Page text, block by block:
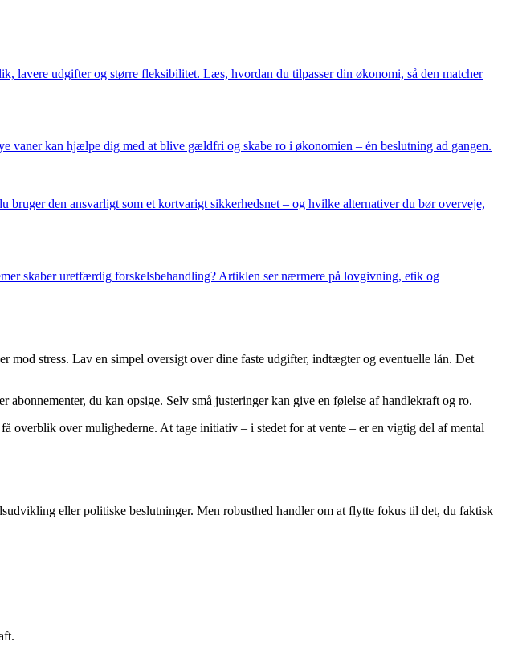
udgifter og større fleksibilitet. Læs, hvordan du tilpasser din økonomi, så den matcher
vaner kan hjælpe dig med at blive gældfri og skabe ro i økonomien – én beslutning ad gangen.
den ansvarligt som et kortvarigt sikkerhedsnet – og hvilke alternativer du bør overveje,
skaber uretfærdig forskelsbehandling? Artiklen ser nærmere på lovgivning, etik og
stress. Lav en simpel oversigt over dine faste udgifter, indtægter og eventuelle lån. Det
du kan opsige. Selv små justeringer kan give en følelse af handlekraft og ro.
over mulighederne. At tage initiativ – i stedet for at vente – er en vigtig del af mental
eller politiske beslutninger. Men robusthed handler om at flytte fokus til det, du faktisk